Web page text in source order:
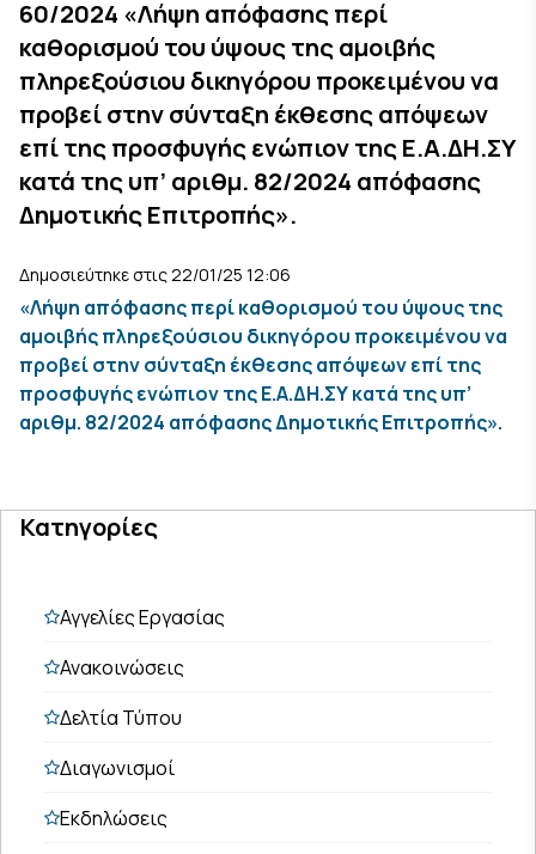
60/2024 «Λήψη απόφασης περί
καθορισμού του ύψους της αμοιβής
πληρεξούσιου δικηγόρου προκειμένου να
προβεί στην σύνταξη έκθεσης απόψεων
επί της προσφυγής ενώπιον της Ε.Α.ΔΗ.ΣΥ
κατά της υπ’ αριθμ. 82/2024 απόφασης
Δημοτικής Επιτροπής».
Δημοσιεύτηκε στις 22/01/25 12:06
«Λήψη απόφασης περί καθορισμού του ύψους της
αμοιβής πληρεξούσιου δικηγόρου προκειμένου να
προβεί στην σύνταξη έκθεσης απόψεων επί της
προσφυγής ενώπιον της Ε.Α.ΔΗ.ΣΥ κατά της υπ’
αριθμ. 82/2024 απόφασης Δημοτικής Επιτροπής».
Κατηγορίες
Αγγελίες Εργασίας
Ανακοινώσεις
Δελτία Τύπου
Διαγωνισμοί
Εκδηλώσεις